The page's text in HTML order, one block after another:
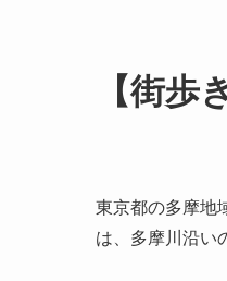
【街歩
東京都の多摩地
は、多摩川沿い